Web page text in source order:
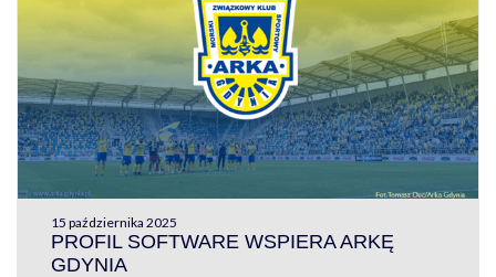
15 października 2025
PROFIL SOFTWARE WSPIERA ARKĘ
GDYNIA